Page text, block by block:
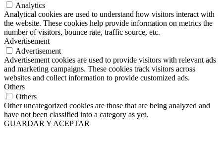
Analytics
Analytical cookies are used to understand how visitors interact with
the website. These cookies help provide information on metrics the
number of visitors, bounce rate, traffic source, etc.
Advertisement
Advertisement
Advertisement cookies are used to provide visitors with relevant ads
and marketing campaigns. These cookies track visitors across
websites and collect information to provide customized ads.
Others
Others
Other uncategorized cookies are those that are being analyzed and
have not been classified into a category as yet.
GUARDAR Y ACEPTAR